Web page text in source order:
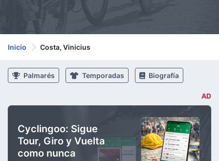
Inicio Costa, Vinicius
Palmarés Temporadas Biografía
AD
Cyclingoo: Sigue
Tour, Giro y Vuelta
como nunca